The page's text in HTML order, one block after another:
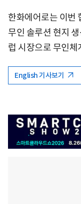
한화에어로는 이번
무인 솔루션 현지
럽 시장으로 무인
English 기사보기